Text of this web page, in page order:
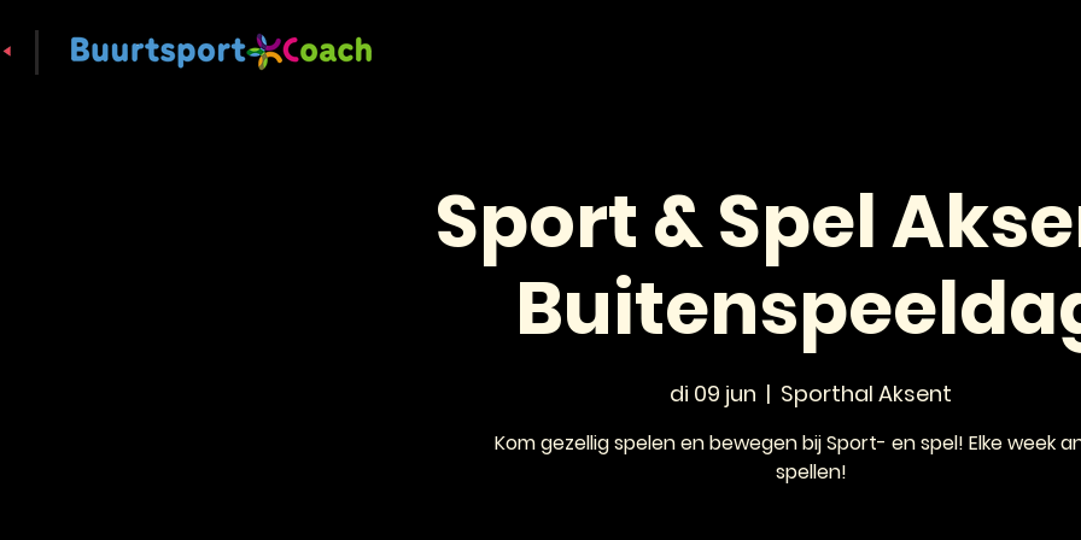
Sport & Spel
di 09 jun
  |
Sporthal Aksent
Kom gezellig spelen en bewegen bij Sport- en spel! Elke week
spellen!